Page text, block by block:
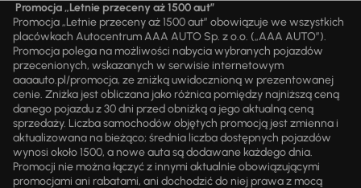
Promocja „Letnie przeceny aż 1500 aut”
Promocja „Letnie przeceny aż 1500 aut” obowiązuje we wszystkich
placówkach Autocentrum AAA AUTO Sp. z o.o. („AAA AUTO”).
Promocja polega na możliwości nabycia wybranych pojazdów
przecenionych, wskazanych w serwisie internetowym
aaaauto.pl/promocja, ze zniżką uwidocznioną w prezentowanej
cenie. Zniżka jest obliczana jako różnica pomiędzy najniższą ceną
danego pojazdu z 30 dni przed obniżką a jego aktualną ceną
sprzedaży. Liczba samochodów objętych promocją jest zmienna i
aktualizowana na bieżąco; średnia liczba dostępnych pojazdów
wynosi około 1500, a nowe auta są dodawane każdego dnia.
Promocji nie można łączyć z innymi aktualnie obowiązującymi
promocjami ani rabatami, ani dochodzić do niej prawa z mocą